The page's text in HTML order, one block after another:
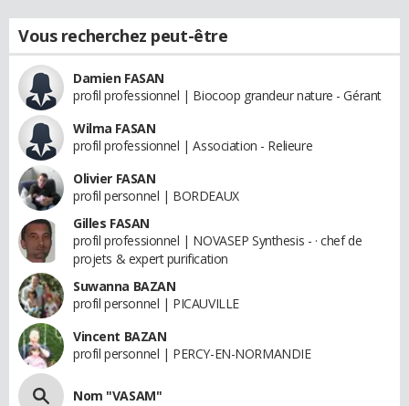
Vous recherchez peut-être
Damien FASAN
profil professionnel | Biocoop grandeur nature - Gérant
Wilma FASAN
profil professionnel | Association - Relieure
Olivier FASAN
profil personnel | BORDEAUX
Gilles FASAN
profil professionnel | NOVASEP Synthesis - · chef de
projets & expert purification
Suwanna BAZAN
profil personnel | PICAUVILLE
Vincent BAZAN
profil personnel | PERCY-EN-NORMANDIE
Nom "VASAM"